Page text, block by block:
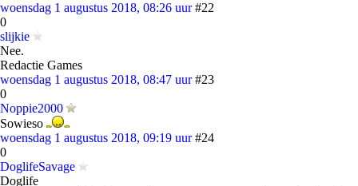
woensdag 1 augustus 2018, 08:26 uur #22
0
slijkie
Nee.
Redactie Games
woensdag 1 augustus 2018, 08:47 uur #23
0
Noppie2000
Sowieso
woensdag 1 augustus 2018, 09:19 uur #24
0
DoglifeSavage
Doglife